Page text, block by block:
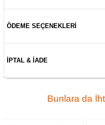
ÖDEME SEÇENEKLERI
İPTAL & İADE
Bunlara da